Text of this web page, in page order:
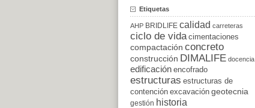
Etiquetas
AHP BRIDLIFE calidad carreteras
ciclo de vida cimentaciones
compactación concreto
construcción DIMALIFE docencia
edificación encofrado
estructuras estructuras de
contención excavación geotecnia
gestión historia